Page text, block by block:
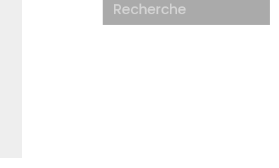
Recherche